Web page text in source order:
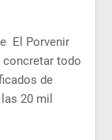
El Porvenir
concretar todo
de
20 mil